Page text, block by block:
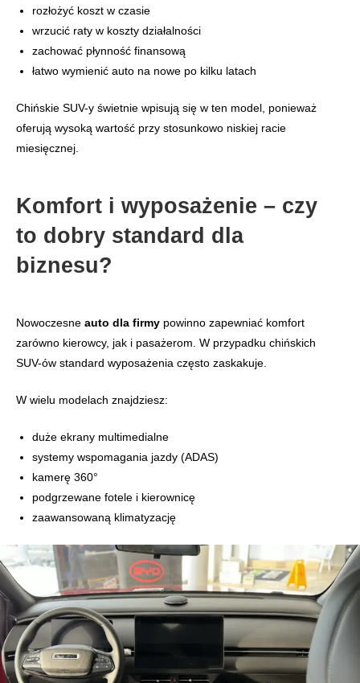
rozłożyć koszt w czasie
wrzucić raty w koszty działalności
zachować płynność finansową
łatwo wymienić auto na nowe po kilku latach
Chińskie SUV-y świetnie wpisują się w ten model, ponieważ
oferują wysoką wartość przy stosunkowo niskiej racie
miesięcznej.
Komfort i wyposażenie – czy
to dobry standard dla
biznesu?
Nowoczesne auto dla firmy powinno zapewniać komfort
zarówno kierowcy, jak i pasażerom. W przypadku chińskich
SUV-ów standard wyposażenia często zaskakuje.
W wielu modelach znajdziesz:
duże ekrany multimedialne
systemy wspomagania jazdy (ADAS)
kamerę 360°
podgrzewane fotele i kierownicę
zaawansowaną klimatyzację